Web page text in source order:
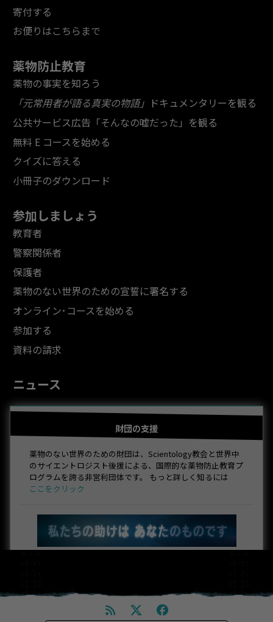
寄付する
お便りはこちらまで
薬物防止教育
薬物の事実を知ろう
「元常用者が語る真実の物語」 ドキュメンタリーを観る
公共サービス広告「そんなの嘘だった」を観る
無料 E コースを始める
クイズに答える
小冊子のダウンロード
参加しましょう
教育者
警察関係者
保護者
薬物のない世界のための宣誓に署名する
オンライン･コースを始める
参加する
資料の請求
ニュース
財団の支援
薬物のない世界のための財団は、Scientology教会と世界中
のサイエントロジスト後援による、国際的な薬物防止教育プ
ログラムを誇る非営利団体です。 もっと詳しく知るには
ここをクリック